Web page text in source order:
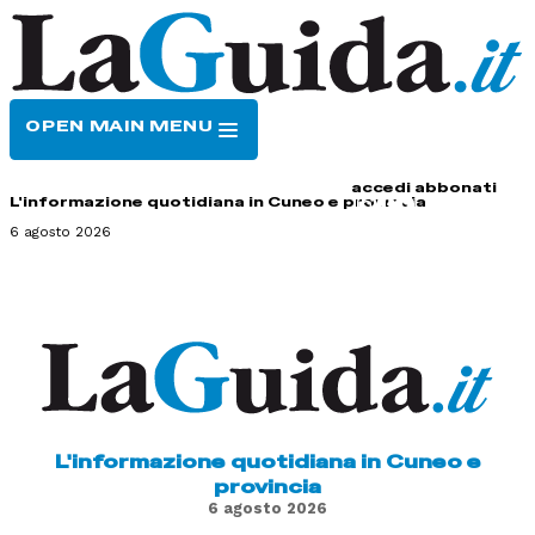
OPEN MAIN MENU
accedi abbonati
L'informazione quotidiana in Cuneo e provincia
6 agosto 2026
L'informazione quotidiana in Cuneo e
provincia
6 agosto 2026